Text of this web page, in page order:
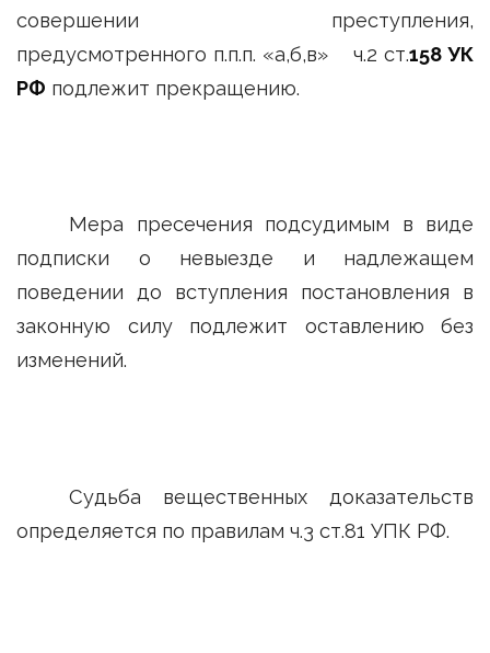
совершении преступления,
предусмотренного п.п.п. «а,б,в» ч.2 ст.158 УК
РФ подлежит прекращению.
Мера пресечения подсудимым в виде
подписки о невыезде и надлежащем
поведении до вступления постановления в
законную силу подлежит оставлению без
изменений.
Судьба вещественных доказательств
определяется по правилам ч.3 ст.81 УПК РФ.